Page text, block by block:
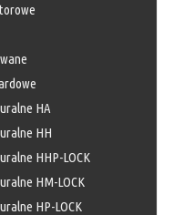
HA
HH
HHP-LOCK
HM-LOCK
HP-LOCK